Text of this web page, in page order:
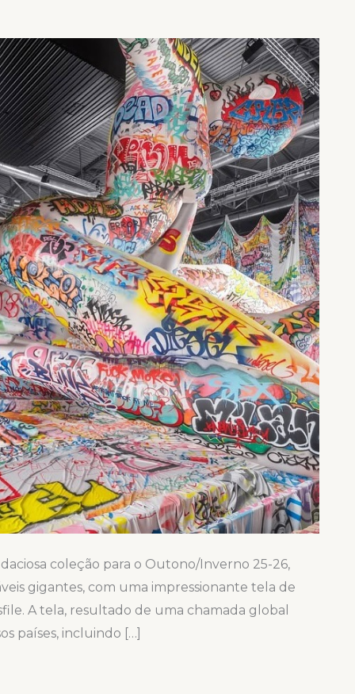
coleção para o Outono/Inverno 25-26,
gigantes, com uma impressionante tela de
A tela, resultado de uma chamada global
países, incluindo […]